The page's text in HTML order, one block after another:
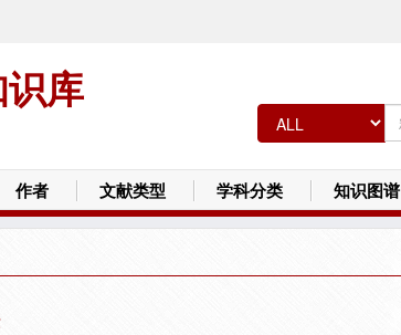
库
作者 文献类型 学科分类 知识图谱